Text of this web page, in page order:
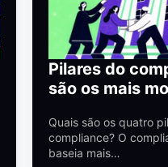
Pilares do
são os mais
Quais são os quatro
compliance? O
baseia mais…